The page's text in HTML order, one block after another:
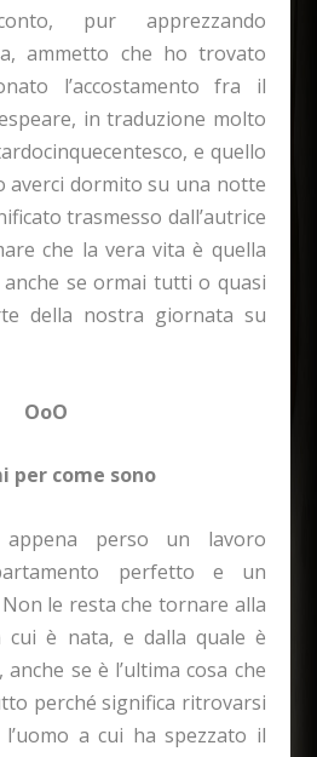
pur apprezzando
ammetto che ho trovato
l’accostamento fra il
in traduzione molto
e quello
averci dormito su una notte
trasmesso dall’autrice
che la vera vita è quella
se ormai tutti o quasi
della nostra giornata su
OoO
per come sono
perso un lavoro
perfetto e un
le resta che tornare alla
cui è nata, e dalla quale è
se è l’ultima cosa che
perché significa ritrovarsi
a cui ha spezzato il